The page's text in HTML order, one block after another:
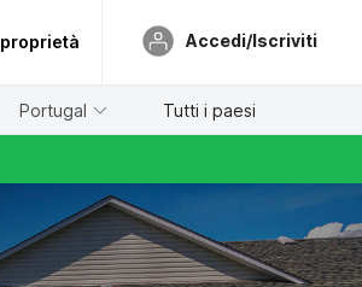
Accedi/Iscriviti
Portugal Tutti i paesi